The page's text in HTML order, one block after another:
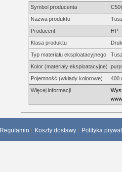
Symbol producenta
Nazwa produktu
Producent
HP
Klasa produktu
Typ materiału eksploatacyjnego
Kolor (materiały eksploatacyjne)
Pojemność (wkłady kolorowe)
400
Więcej informacji
Regulamin Koszty dostawy Polityka